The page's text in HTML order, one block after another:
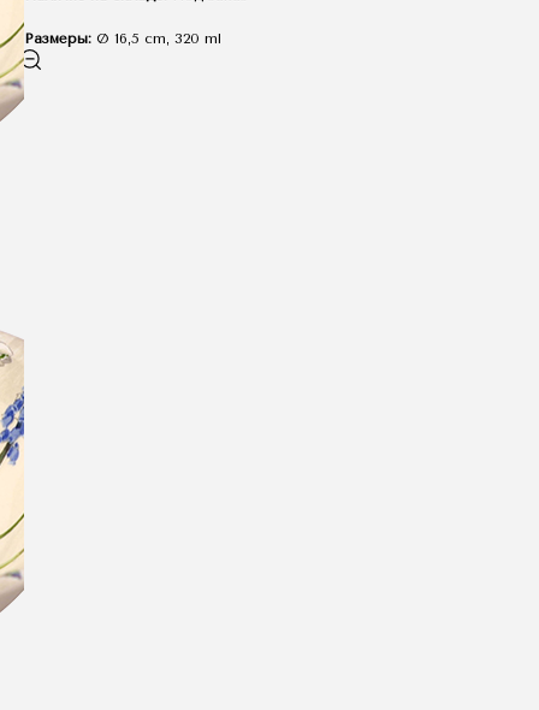
Размеры: Ø 16,5 cm, 320 ml